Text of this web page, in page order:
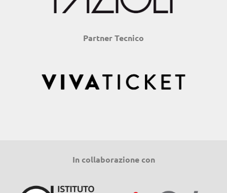
Partner Tecnico
In collaborazione con